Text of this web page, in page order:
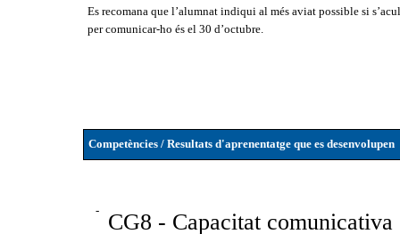
Es recomana que l’alumnat indiqui al més aviat possible si
per comunicar-ho és el 30 d’octubre.
Competències / Resultats d'aprenentatge que es desenvolupen
-
CG8 - Capacitat comunicativa